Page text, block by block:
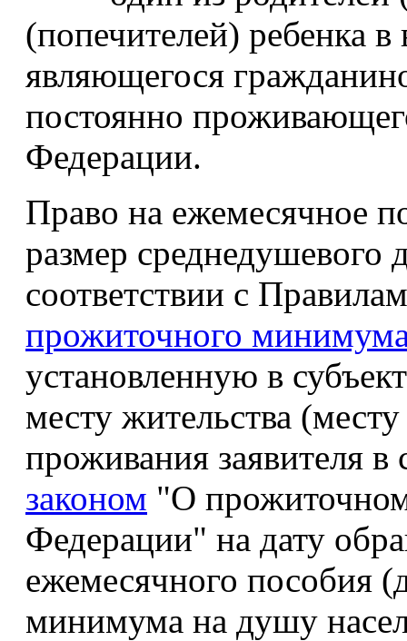
(попечителей) ребенка в
являющегося
постоянно
Федерации.
Право на ежемесячное
размер среднедушевого
соответствии с
прожиточного
установленную в
месту жительства
проживания заявителя в
законом "О
Федерации" на дату
ежемесячного пособия
минимума на душу